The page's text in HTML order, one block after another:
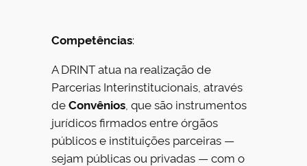
Competências:
A DRINT atua na realização de
Parcerias Interinstitucionais, através
deConvênios , que são instrumentos
jurídicos firmados entre órgãos
públicos e instituições parceiras —
sejam públicas ou privadas — com o